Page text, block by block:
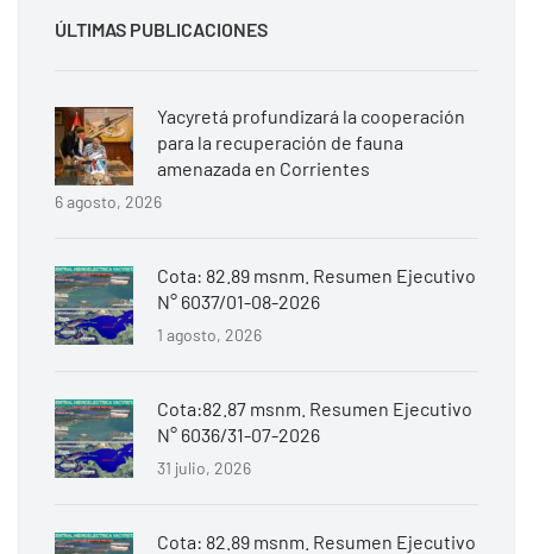
ÚLTIMAS PUBLICACIONES
Yacyretá profundizará la cooperación
para la recuperación de fauna
amenazada en Corrientes
6 agosto, 2026
Cota: 82.89 msnm. Resumen Ejecutivo
N° 6037/01-08-2026
1 agosto, 2026
Cota:82.87 msnm. Resumen Ejecutivo
N° 6036/31-07-2026
31 julio, 2026
Cota: 82.89 msnm. Resumen Ejecutivo